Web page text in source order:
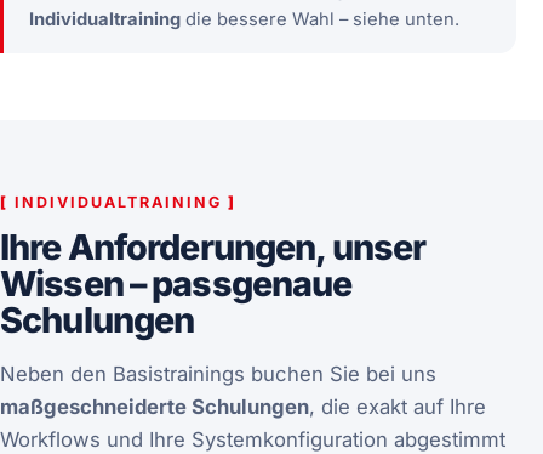
Individualtrainingdie bessere Wahl – siehe unten.
[ INDIVIDUALTRAINING ]
Ihre Anforderungen, unser
Wissen – passgenaue
Schulungen
Neben den Basistrainings buchen Sie bei uns
maßgeschneiderte Schulungen, die exakt auf Ihre
Workflows und Ihre Systemkonfiguration abgestimmt